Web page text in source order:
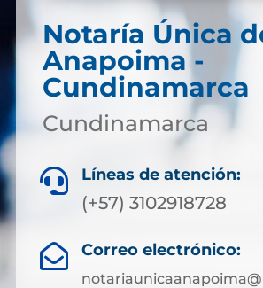
Notaría Única
Anapoima -
Cundinamarca
Cundinamarca
 Líneas de atención:
(+57) 3102918728
 Correo electrónico: